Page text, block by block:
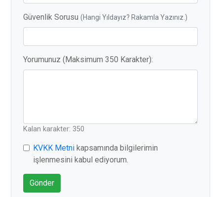
Güvenlik Sorusu(Hangi Yıldayız? Rakamla Yazınız.)
Yorumunuz (Maksimum 350 Karakter):
Kalan karakter: 350
KVKK Metni kapsamında bilgilerimin
işlenmesini kabul ediyorum.
Gönder